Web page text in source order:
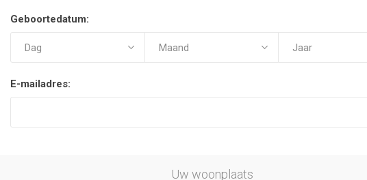
Geboortedatum:
E-mailadres:
Uw woonplaats